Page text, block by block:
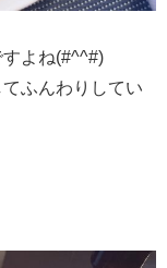
よね(#^^#)
ふんわりしてい